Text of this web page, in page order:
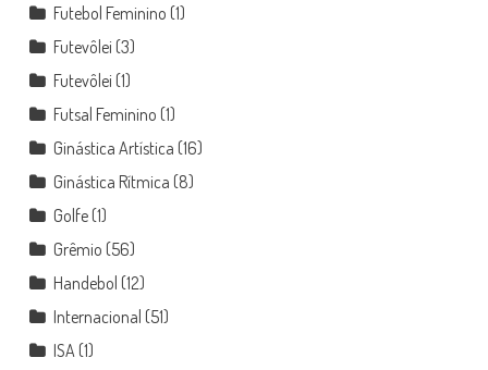
Futebol Feminino (1)
Futevôlei (3)
Futevôlei (1)
Futsal Feminino (1)
Ginástica Artística (16)
Ginástica Rítmica (8)
Golfe(1)
Grêmio (56)
Handebol (12)
Internacional (51)
ISA (1)